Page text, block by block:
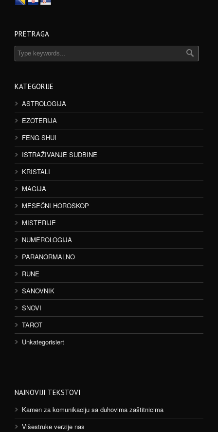
PRETRAGA
KATEGORIJE
ASTROLOGIJA
EZOTERIJA
FENG SHUI
ISTRAŽIVANJE SUDBINE
KRISTALI
MAGIJA
MESEČNI HOROSKOP
MISTERIJE
NUMEROLOGIJA
PARANORMALNO
RUNE
SANOVNIK
SNOVI
TAROT
Unkategorisiert
NAJNOVIJI TEKSTOVI
Kamen za komunikaciju sa duhovima zaštitnicima
Višestruke verzije nas